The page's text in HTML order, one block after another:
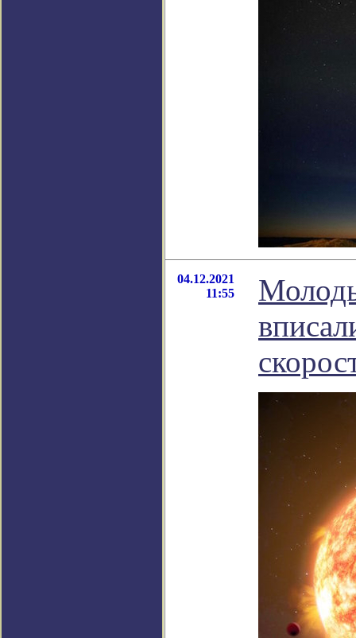
04.12.2021
11:55